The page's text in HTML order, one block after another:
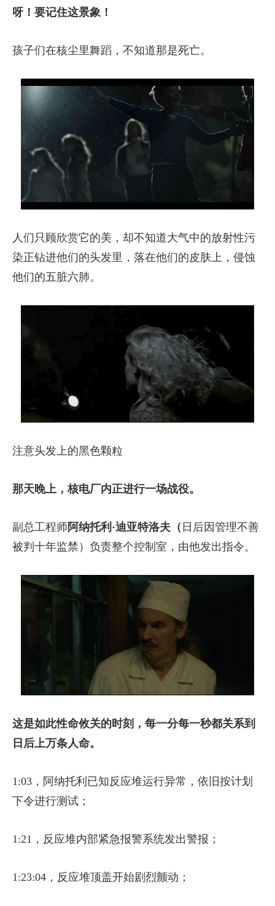
呀！要记住这景象！
孩子们在核尘里舞蹈，不知道那是死亡。
人们只顾欣赏它的美，却不知道大气中的放射性污
染正钻进他们的头发里，落在他们的皮肤上，侵蚀
他们的五脏六肺。
注意头发上的黑色颗粒
那天晚上，核电厂内正进行一场战役。
副总工程师阿纳托利·迪亚特洛夫 （ 日后因管理不善
被判十年监禁）负责整个控制室，由他发出指令。
这是如此性命攸关的时刻，每一分每一秒都关系到
日后上万条人命。
1:03，阿纳托利已知反应堆运行异常，依旧按计划
下令进行测试；
1:21，反应堆内部紧急报警系统发出警报；
1:23:04，反应堆顶盖开始剧烈颤动；